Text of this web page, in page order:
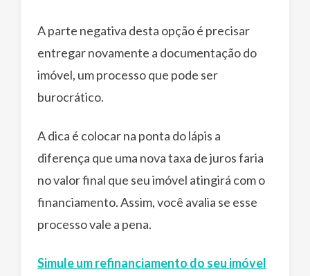
A parte negativa desta opção é precisar
entregar novamente a documentação do
imóvel, um processo que pode ser
burocrático.
A dica é colocar na ponta do lápis a
diferença que uma nova taxa de juros faria
no valor final que seu imóvel atingirá com o
financiamento. Assim, você avalia se esse
processo vale a pena.
Simule um refinanciamento do seu imóvel